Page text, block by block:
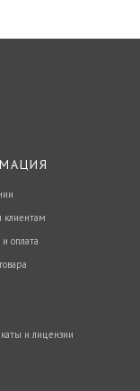
оплата
и лицензии